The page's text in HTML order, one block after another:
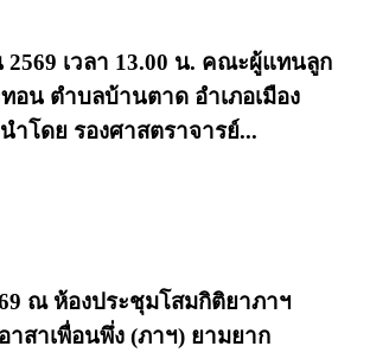
2569 เวลา 13.00 น. คณะผู้แทนลูก
อน ตำบลบ้านตาด อำเภอเมือง
ำโดย รองศาสตราจารย์...
ณ ห้องประชุมโสมกิติยาภาฯ
สาเพื่อนพึ่ง (ภาฯ) ยามยาก